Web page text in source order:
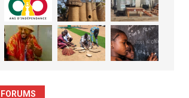
FORUMS